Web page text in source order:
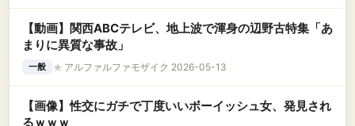
【動画】関西ABCテレビ、地上波で渾身の辺野古特集「あ
まりに異質な事故」
一般 ★ アルファルファモザイク 2026-05-13
【画像】性交にガチで丁度いいボーイッシュ女、発見され
るｗｗｗ